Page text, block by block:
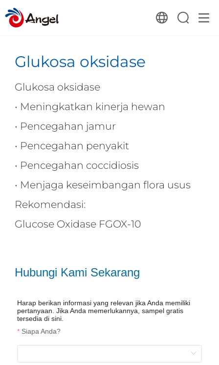
Glukosa oksidase
Glukosa oksidase
• Meningkatkan kinerja hewan
• Pencegahan jamur
• Pencegahan penyakit
• Pencegahan coccidiosis
• Menjaga keseimbangan flora usus
Rekomendasi:
Glucose Oxidase FGOX-10